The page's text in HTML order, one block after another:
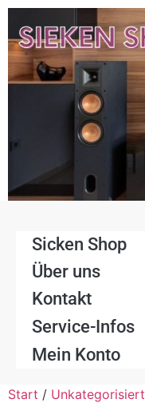
Sicken Shop
Über uns
Kontakt
Service-Infos
Mein Konto
Start / Unkategorisiert